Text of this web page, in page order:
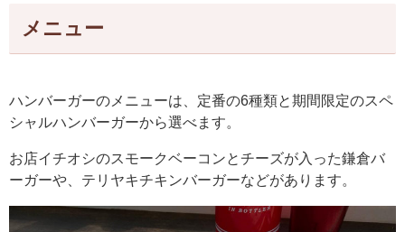
メニュー
ハンバーガーのメニューは、定番の6種類と期間限定のスペ
シャルハンバーガーから選べます。
お店イチオシのスモークベーコンとチーズが入った鎌倉バ
ーガーや、テリヤキチキンバーガーなどがあります。